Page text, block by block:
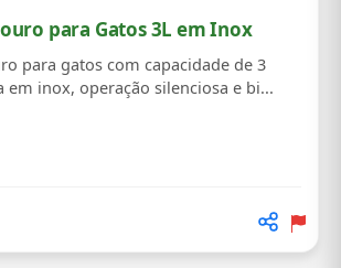
para Gatos 3L em Inox
para gatos com capacidade de 3
em inox, operação silenciosa e bi...